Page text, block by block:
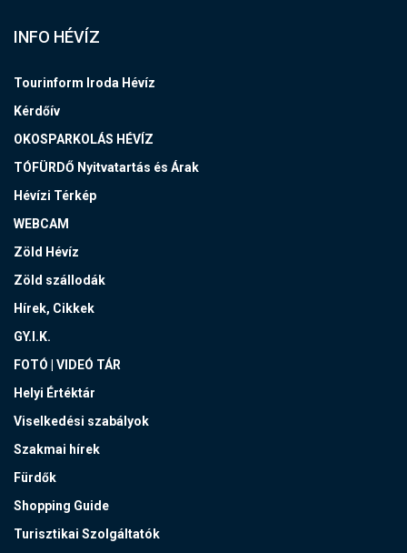
INFO HÉVÍZ
Tourinform Iroda Hévíz
Kérdőív
OKOSPARKOLÁS HÉVÍZ
TÓFÜRDŐ Nyitvatartás és Árak
Hévízi Térkép
WEBCAM
Zöld Hévíz
Zöld szállodák
Hírek, Cikkek
GY.I.K.
FOTÓ | VIDEÓ TÁR
Helyi Értéktár
Viselkedési szabályok
Szakmai hírek
Fürdők
Shopping Guide
Turisztikai Szolgáltatók